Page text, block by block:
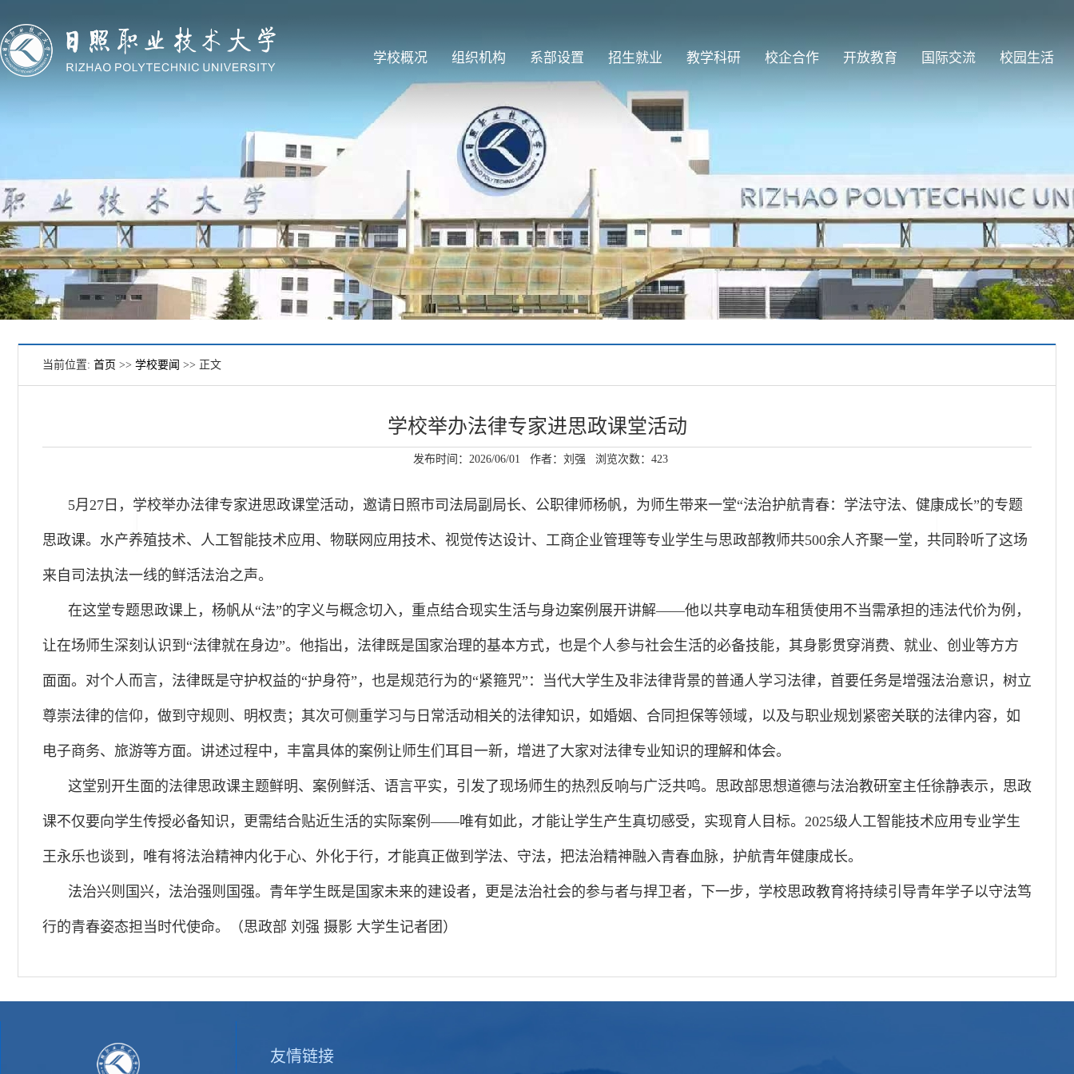
学校概况 组织机构 系部设置 招生就业 教学科研 校企合作 开放教育 国际交流 校园生活
当前位置: 首页 >> 学校要闻 >> 正文
学校举办法律专家进思政课堂活动
发布时间：2026/06/01 作者：刘强 浏览次数： 423
5月27日，学校举办法律专家进思政课堂活动，邀请日照市司法局副局长、公职律师杨帆，为师生带来一堂“法治护航青春：学法守法、健康成长”的专题
思政课。水产养殖技术、人工智能技术应用、物联网应用技术、视觉传达设计、工商企业管理等专业学生与思政部教师共500余人齐聚一堂，共同聆听了这场
来自司法执法一线的鲜活法治之声。
在这堂专题思政课上，杨帆从“法”的字义与概念切入，重点结合现实生活与身边案例展开讲解——他以共享电动车租赁使用不当需承担的违法代价为例，
让在场师生深刻认识到“法律就在身边”。他指出，法律既是国家治理的基本方式，也是个人参与社会生活的必备技能，其身影贯穿消费、就业、创业等方方
面面。对个人而言，法律既是守护权益的“护身符”，也是规范行为的“紧箍咒”：当代大学生及非法律背景的普通人学习法律，首要任务是增强法治意识，树立
尊崇法律的信仰，做到守规则、明权责；其次可侧重学习与日常活动相关的法律知识，如婚姻、合同担保等领域，以及与职业规划紧密关联的法律内容，如
电子商务、旅游等方面。讲述过程中，丰富具体的案例让师生们耳目一新，增进了大家对法律专业知识的理解和体会。
这堂别开生面的法律思政课主题鲜明、案例鲜活、语言平实，引发了现场师生的热烈反响与广泛共鸣。思政部思想道德与法治教研室主任徐静表示，思政
课不仅要向学生传授必备知识，更需结合贴近生活的实际案例——唯有如此，才能让学生产生真切感受，实现育人目标。2025级人工智能技术应用专业学生
王永乐也谈到，唯有将法治精神内化于心、外化于行，才能真正做到学法、守法，把法治精神融入青春血脉，护航青年健康成长。
法治兴则国兴，法治强则国强。青年学生既是国家未来的建设者，更是法治社会的参与者与捍卫者，下一步，学校思政教育将持续引导青年学子以守法笃
行的青春姿态担当时代使命。（思政部 刘强 摄影 大学生记者团）
友情链接